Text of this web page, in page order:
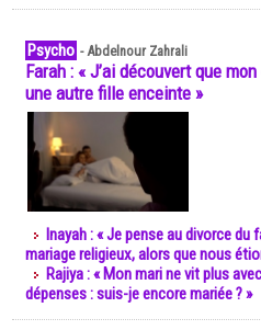
Psycho -Abdelnour Zahrali
Farah : « J’ai découvert que
une autre fille enceinte »
Inayah : « Je pense au divorce
mariage religieux, alors que nous
Rajiya : « Mon mari ne vit plus
dépenses : suis-je encore mariée ? »